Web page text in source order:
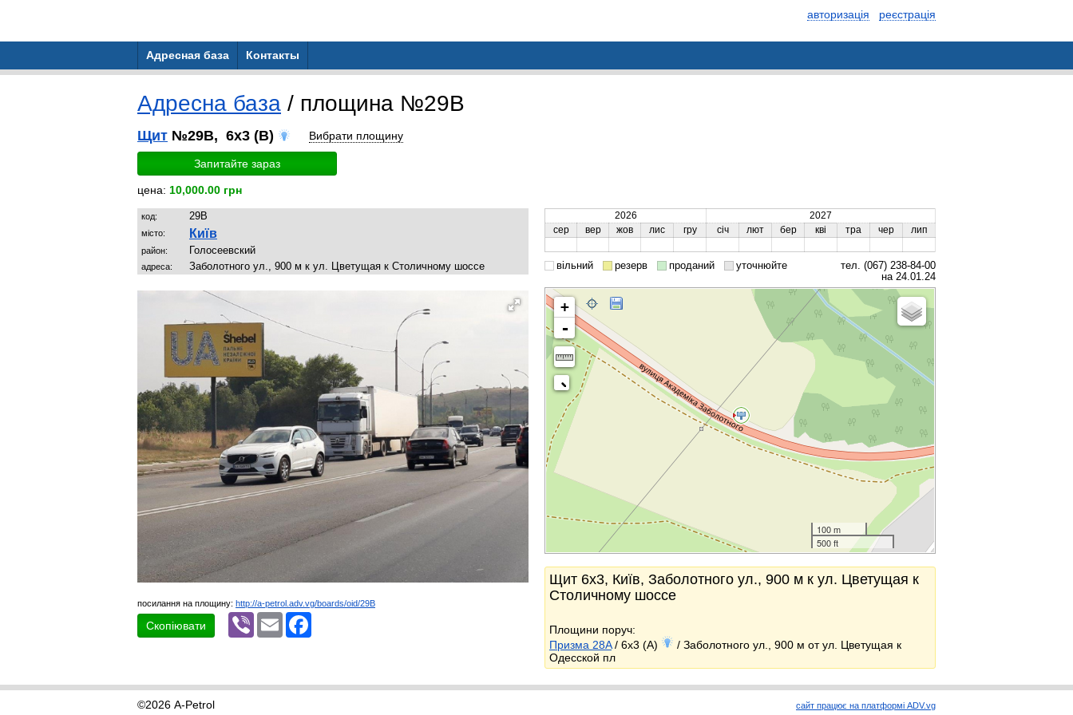
авторизація реєстрація
Адресная база Контакты
Адресна база / площина №29B
Щит №29B, 6x3 (B) Вибрати площину
Запитайте зараз
цена: 10,000.00 грн
код: 29B
місто: Київ
район: Голосеевский
адреса: Заболотного ул., 900 м к ул. Цветущая к Столичному шоссе
посилання на площину: http://a-petrol.adv.vg/boards/oid/29B
Скопіювати
Viber Email
2026
2027
сер
вер жов лис гру січ лют бер кві тра чер лип
вільний резерв проданий уточнюйте
тел. (067) 238-84-00
на 24.01.24
+
-
100 m
500 ft
Щит 6x3, Київ, Заболотного ул., 900 м к ул. Цветущая к
Столичному шоссе
Площини поруч:
Призма 28A/ 6x3 (A)
/ Заболотного ул., 900 м от ул. Цветущая к
Одесской пл
©2026 A-Petrol сайт працює на платформі ADV.vg